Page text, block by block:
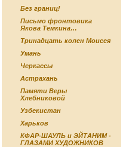
Без границ!
Письмо фронтовика
Якова Темкина…
Тринадцать колен Моисея
Умань
Черкассы
Астрахань
Памяти Веры
Хлебниковой
Узбекистан
Харьков
КФАР-ШАУЛЬ и ЭЙТАНИМ -
ГЛАЗАМИ ХУДОЖНИКОВ